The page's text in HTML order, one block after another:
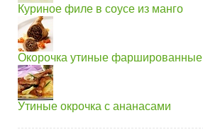
Куриное филе в соусе из манго
Окорочка утиные фаршированные
Утиные окрочка с ананасами